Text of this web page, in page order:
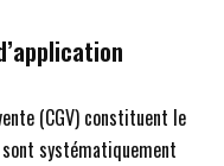
(CGV) constituent le
systématiquement